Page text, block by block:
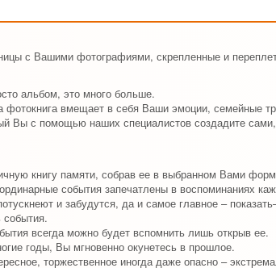
с Вашими фотографиями, скрепленные и
альбом, это много больше.
фотокнига вмещает в себя Ваши эмоции, семейные
Вы с помощью наших специалистов создадите
книгу памяти, собрав ее в выбранном Вами
события запечатлены в воспоминаниях
и забудутся, да и самое главное –
всегда можно будет вспомнить лишь открыв ее.
годы, Вы мгновенно окунетесь в прошлое.
торжественное иногда даже опасно –